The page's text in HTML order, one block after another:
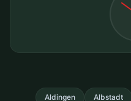
Albstadt
Aldingen